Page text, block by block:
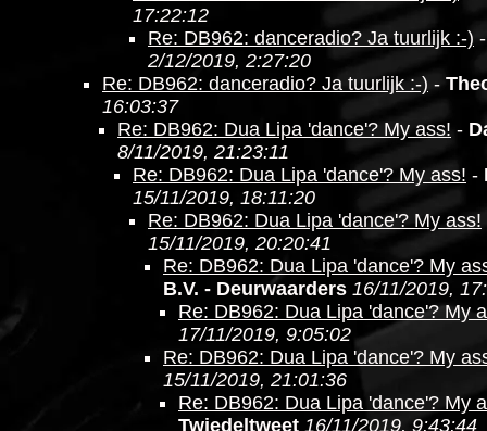
17:22:12
Re: DB962: danceradio? Ja tuurlijk :-)
2/12/2019, 2:27:20
Re: DB962: danceradio? Ja tuurlijk :-) -
16:03:37
Re: DB962: Dua Lipa 'dance'? My ass! -
8/11/2019, 21:23:11
Re: DB962: Dua Lipa 'dance'? My ass! -
15/11/2019, 18:11:20
Re: DB962: Dua Lipa 'dance'? My ass!
15/11/2019, 20:20:41
Re: DB962: Dua Lipa 'dance'? My
B.V. - Deurwaarders 16/11/2019,
Re: DB962: Dua Lipa 'dance'? My
17/11/2019, 9:05:02
Re: DB962: Dua Lipa 'dance'? My
15/11/2019, 21:01:36
Re: DB962: Dua Lipa 'dance'? My
Twiedeltweet 16/11/2019, 9:43:44